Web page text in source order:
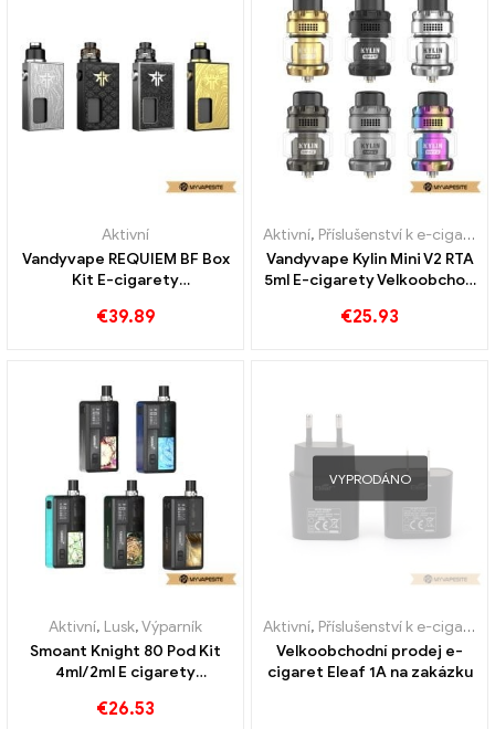
Aktivní
Vandyvape REQUIEM BF Box
Kit E-cigarety
zakázku
€39.89
Aktivní, Příslušenství k e-cigaretám
Vandyvape Kylin Mini V2 RTA
5ml E-cigarety Velkoobchod
€25.93
Aktivní, Lusk,Výparník
Smoant Knight 80 Pod Kit
4ml/2ml E cigarety
€26.53
VYPRODÁNO
Aktivní, Příslušenství k e-cigaretám
Velkoobchodní prodej e-
cigaret Eleaf 1A na zakázku